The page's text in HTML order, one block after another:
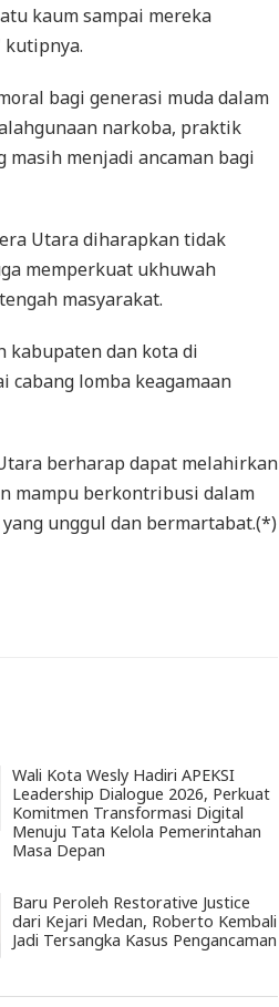
kaum sampai mereka
kutipnya.
bagi generasi muda dalam
narkoba, praktik
menjadi ancaman bagi
Utara diharapkan tidak
memperkuat ukhuwah
masyarakat.
dan kota di
cabang lomba keagamaan
berharap dapat melahirkan
mampu berkontribusi dalam
unggul dan bermartabat.(*)
Wali Kota Wesly Hadiri APEKSI
Leadership Dialogue 2026, Perkuat
Komitmen Transformasi Digital
Menuju Tata Kelola Pemerintahan
Masa Depan
Baru Peroleh Restorative Justice
dari Kejari Medan, Roberto Kembali
Jadi Tersangka Kasus Pengancaman